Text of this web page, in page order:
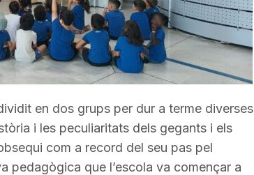
en dos grups per dur a terme diverses
i les peculiaritats dels gegants i els
com a record del seu pas pel
pedagògica que l’escola va començar a